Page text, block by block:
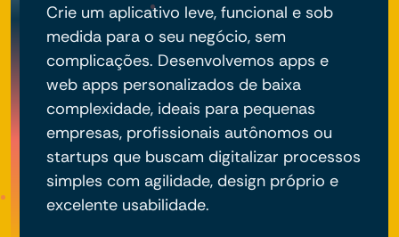
Crie um aplicativo leve, funcional e sob
medida para o seu negócio, sem
complicações. Desenvolvemos apps e
web apps personalizados de baixa
complexidade, ideais para pequenas
empresas, profissionais autônomos ou
startups que buscam digitalizar processos
simples com agilidade, design próprio e
excelente usabilidade.